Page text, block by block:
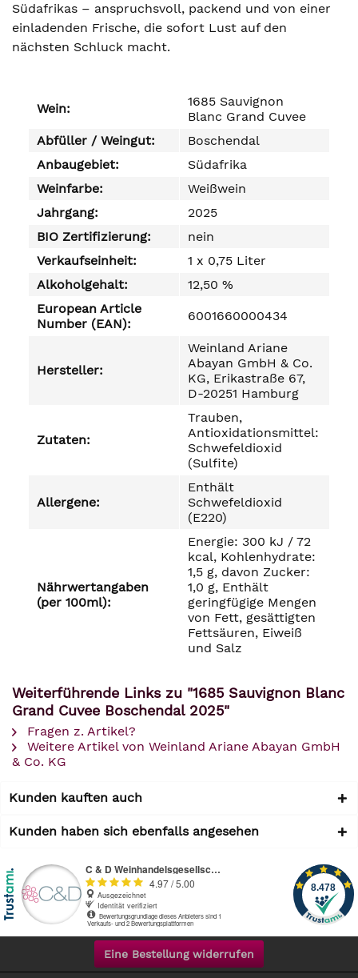
Südafrikas – anspruchsvoll, packend und von einer
einladenden Frische, die sofort Lust auf den
nächsten Schluck macht.
Wein:
1685 Sauvignon
Blanc Grand Cuvee
Abfüller / Weingut:
Boschendal
Anbaugebiet:
Südafrika
Weinfarbe:
Weißwein
Jahrgang:
2025
BIO Zertifizierung:
nein
Verkaufseinheit:
1 x 0,75 Liter
Alkoholgehalt:
12,50 %
European Article
Number (EAN):
6001660000434
Hersteller:
Weinland Ariane
Abayan GmbH & Co.
KG, Erikastraße 67,
D-20251 Hamburg
Zutaten:
Trauben,
Antioxidationsmittel:
Schwefeldioxid
(Sulfite)
Allergene:
Enthält
Schwefeldioxid
(E220)
Nährwertangaben
(per 100ml):
Energie: 300 kJ / 72
kcal, Kohlenhydrate:
1,5 g, davon Zucker:
1,0 g, Enthält
geringfügige Mengen
von Fett, gesättigten
Fettsäuren, Eiweiß
und Salz
Weiterführende Links zu "1685 Sauvignon Blanc
Grand Cuvee Boschendal 2025"
Fragen z. Artikel?
Weitere Artikel von Weinland Ariane Abayan GmbH
& Co. KG
Kunden kauften auch
Kunden haben sich ebenfalls angesehen
Eine Bestellung widerrufen